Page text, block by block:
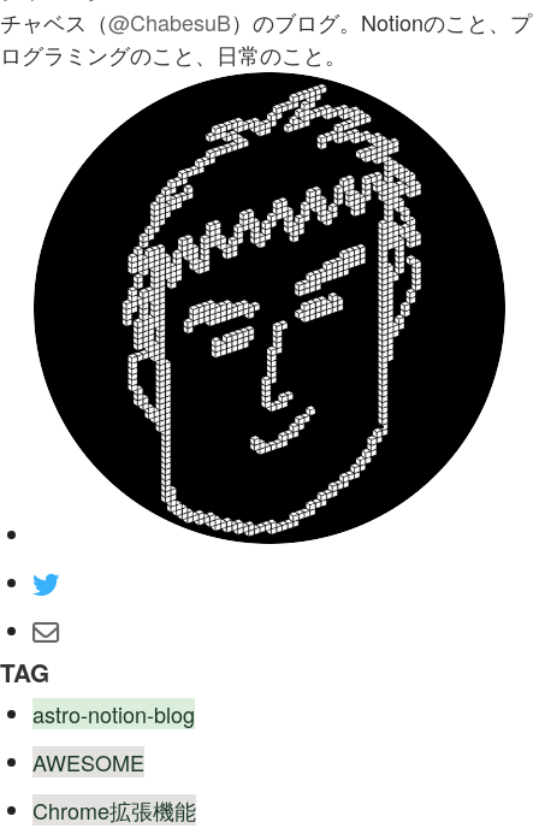
チャベス（@ChabesuB）のブログ。Notionのこと、プ
ログラミングのこと、日常のこと。
TAG
astro-notion-blog
AWESOME
Chrome拡張機能